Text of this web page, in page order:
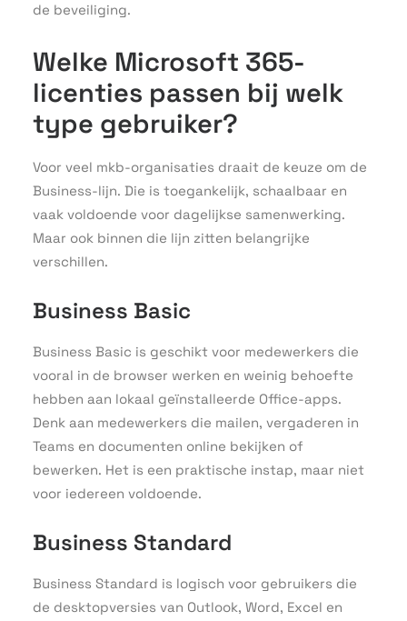
de beveiliging.
Welke Microsoft 365-
licenties passen bij welk
type gebruiker?
Voor veel mkb-organisaties draait de keuze om de
Business-lijn. Die is toegankelijk, schaalbaar en
vaak voldoende voor dagelijkse samenwerking.
Maar ook binnen die lijn zitten belangrijke
verschillen.
Business Basic
Business Basic is geschikt voor medewerkers die
vooral in de browser werken en weinig behoefte
hebben aan lokaal geïnstalleerde Office-apps.
Denk aan medewerkers die mailen, vergaderen in
Teams en documenten online bekijken of
bewerken. Het is een praktische instap, maar niet
voor iedereen voldoende.
Business Standard
Business Standard is logisch voor gebruikers die
de desktopversies van Outlook, Word, Excel en